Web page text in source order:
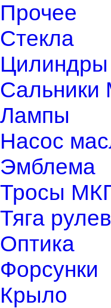
Прочее
Стекла
Лампы
Насос
Эмблема
Тросы
Тяга
Оптика
Форсунки
Крыло